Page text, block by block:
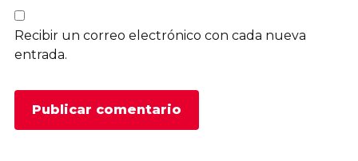
Recibir un correo electrónico con cada nueva
entrada.